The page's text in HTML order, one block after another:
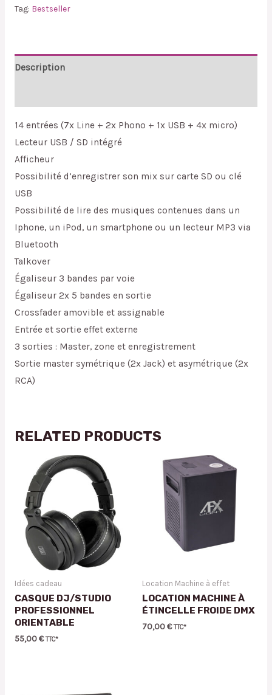
Tag: Bestseller
Description
14 entrées (7x Line + 2x Phono + 1x USB + 4x micro)
Lecteur USB / SD intégré
Afficheur
Possibilité d’enregistrer son mix sur carte SD ou clé
USB
Possibilité de lire des musiques contenues dans un
Iphone, un iPod, un smartphone ou un lecteur MP3 via
Bluetooth
Talkover
Égaliseur 3 bandes par voie
Égaliseur 2x 5 bandes en sortie
Crossfader amovible et assignable
Entrée et sortie effet externe
3 sorties : Master, zone et enregistrement
Sortie master symétrique (2x Jack) et asymétrique (2x
RCA)
RELATED PRODUCTS
Idées cadeau
CASQUE DJ/STUDIO
PROFESSIONNEL
ORIENTABLE
55,00€ TTC*
Location Machine à effet
LOCATION MACHINE À
ÉTINCELLE FROIDE DMX
70,00€ TTC*